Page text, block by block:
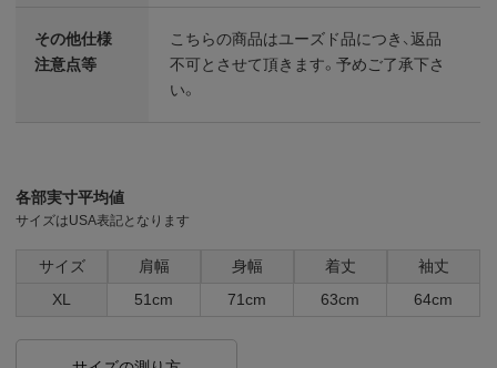
その他仕様
注意点等
こちらの商品はユーズド品につき、返品
不可とさせて頂きます。予めご了承下さ
い。
各部実寸平均値
サイズはUSA表記となります
サイズ 肩幅 身幅 着丈
袖丈
XL
51cm 71cm 63cm 64cm